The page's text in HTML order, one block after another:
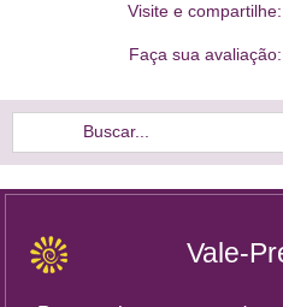
Visite e compartilhe:
Faça sua avaliação:
Buscar...
Vale-